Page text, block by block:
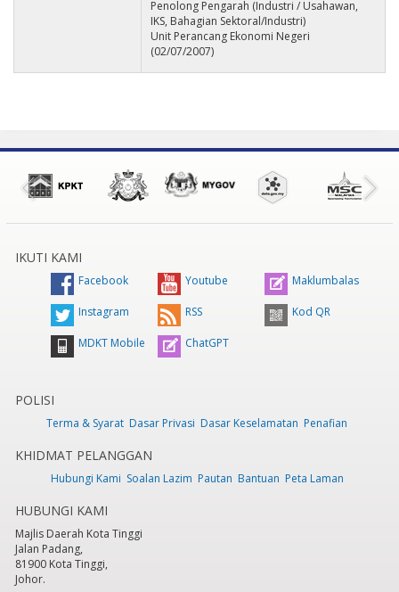
Penolong Pengarah (Industri / Usahawan,
IKS, Bahagian Sektoral/Industri)
Unit Perancang Ekonomi Negeri
(02/07/2007)
IKUTI KAMI
Facebook Youtube Maklumbalas
Instagram RSS Kod QR
MDKT Mobile ChatGPT
POLISI
Terma & Syarat Dasar Privasi Dasar Keselamatan Penafian
KHIDMAT PELANGGAN
Hubungi Kami Soalan Lazim Pautan Bantuan Peta Laman
HUBUNGI KAMI
Majlis Daerah Kota Tinggi
Jalan Padang,
81900 Kota Tinggi,
Johor.